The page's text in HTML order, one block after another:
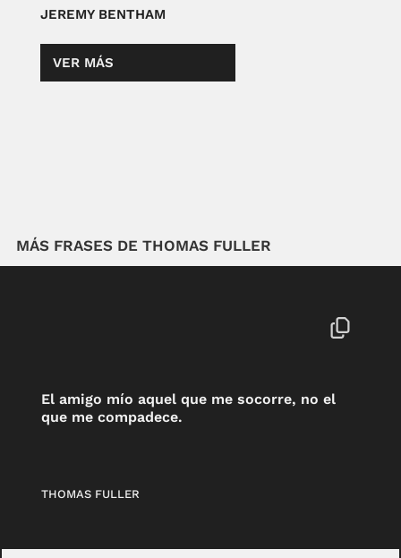
JEREMY BENTHAM
VER MÁS
MÁS FRASES DE THOMAS FULLER
El amigo mío aquel que me socorre, no el
que me compadece.
THOMAS FULLER